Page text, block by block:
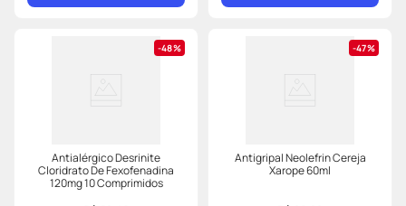
48%
Antialérgico Desrinite
Cloridrato De Fexofenadina
120mg 10 Comprimidos
47%
Antigripal Neolefrin Cereja
Xarope 60ml